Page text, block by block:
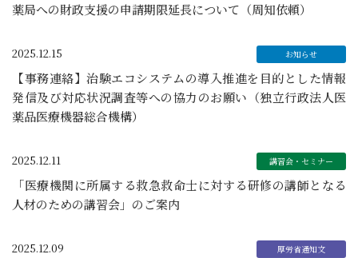
薬局への財政支援の申請期限延長について（周知依頼）
2025.12.15
【事務連絡】治験エコシステムの導入推進を目的とした情報
発信及び対応状況調査等への協力のお願い（独立行政法人医
薬品医療機器総合機構）
2025.12.11
「医療機関に所属する救急救命士に対する研修の講師となる
人材のための講習会」のご案内
2025.12.09